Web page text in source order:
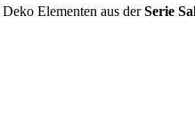
Elementen aus derSerie